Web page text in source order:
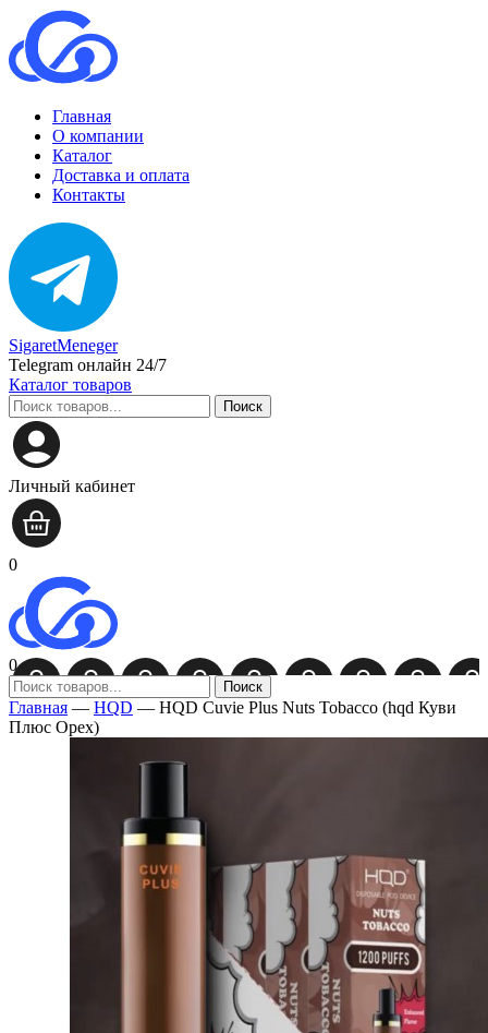
Главная
О компании
Каталог
Доставка и оплата
Контакты
SigaretMeneger
Telegram онлайн 24/7
Каталог товаров
Поиск
Личный кабинет
0
0
Поиск
Главная — HQD — HQD Cuvie Plus Nuts Tobacco (hqd Куви
Плюс Орех)